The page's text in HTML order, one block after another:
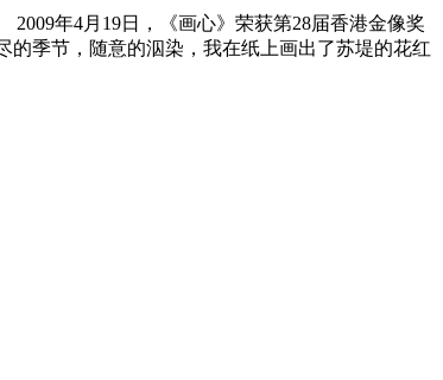
年4月19日，《画心》荣获第28届香港金像奖
季节，随意的泅染，我在纸上画出了苏堤的花红